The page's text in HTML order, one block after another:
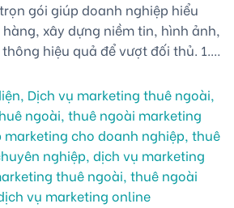
TRỌN GÓI
gói giúp doanh nghiệp hiểu
xây dựng niềm tin, hình ảnh,
hiệu quả để vượt đối thủ. 1.
MARKETING TOÀN DIỆN VÀ
TRỌN [...]